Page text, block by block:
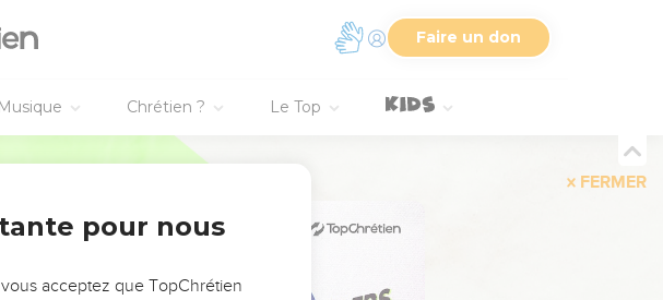
Faire un don
Musique Chrétien ? Le Top
FERMER
pour nous
acceptez que TopChrétien